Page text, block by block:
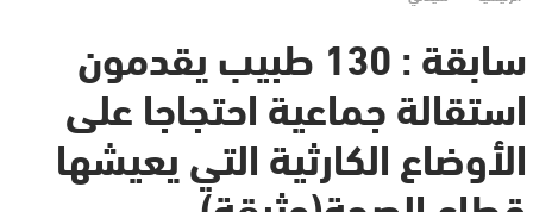
سابقة : 130 طبيب يقدمون
استقالة جماعية احتجاجا على
الأوضاع الكارثية التي يعيشها